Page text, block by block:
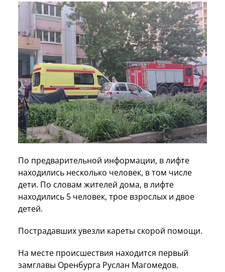
По предварительной информации, в лифте
находились несколько человек, в том числе
дети. По словам жителей дома, в лифте
находились 5 человек, трое взрослых и двое
детей.
Пострадавших увезли кареты скорой помощи.
На месте происшествия находится первый
замглавы Оренбурга Руслан Магомедов.